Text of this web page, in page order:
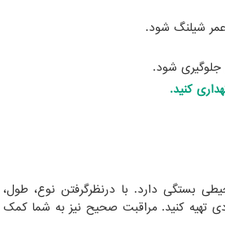
شیلنگ شود.
جلوگیری شود.
کنید.
بستگی دارد. با درنظرگرفتن نوع، طول،
تهیه کنید. مراقبت صحیح نیز به شما کمک